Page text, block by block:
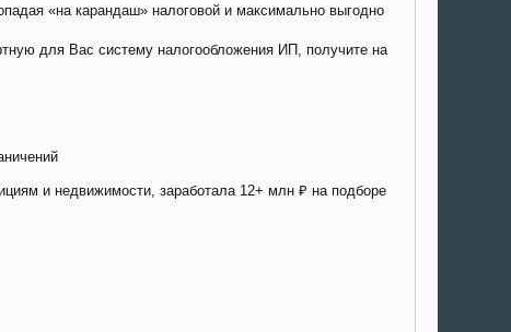
«на карандаш» налоговой и максимально выгодно
для Вас систему налогообложения ИП, получите на
и недвижимости, заработала 12+ млн ₽ на подборе